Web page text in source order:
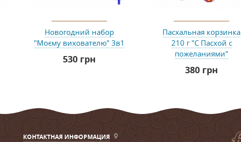
Новогодний набор
"Моєму вихователю" 3в1
530 грн
Пасхальная корзинка
210 г "С Пасхой с
пожеланиями"
380 грн
КОНТАКТНАЯ ИНФОРМАЦИЯ